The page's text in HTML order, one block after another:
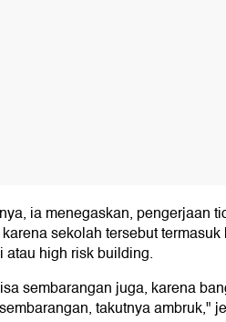
ia menegaskan, pengerjaan
sekolah tersebut termasuk
high risk building.
sembarangan juga, karena
takutnya ambruk,"